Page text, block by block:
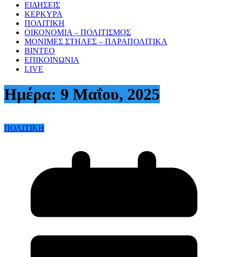
ΕΙΔΗΣΕΙΣ
ΚΕΡΚΥΡΑ
ΠΟΛΙΤΙΚΗ
ΟΙΚΟΝΟΜΙΑ – ΠΟΛΙΤΙΣΜΟΣ
ΜΟΝΙΜΕΣ ΣΤΗΛΕΣ – ΠΑΡΑΠΟΛΙΤΙΚΑ
ΒΙΝΤΕΟ
ΕΠΙΚΟΙΝΩΝΙΑ
LIVE
Ημέρα: 9 Μαΐου, 2025
ΠΟΛΙΤΙΚΗ